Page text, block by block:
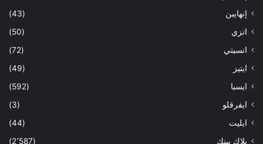
إنهايبن
(43)
اتزي
(50)
انسيتي
(72)
ايتيز
(49)
ايسبا
(592)
ايفرقلو
(3)
ايليت
(44)
بلاك بينك
(2٬587)